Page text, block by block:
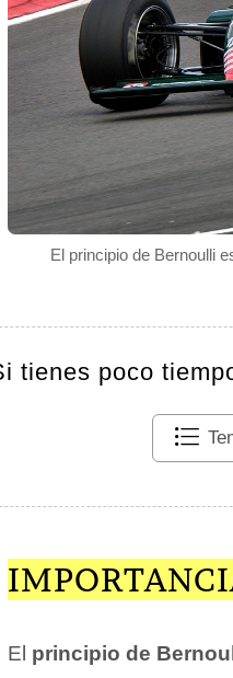
El principio de Bernoulli
tienes poco
El principio de